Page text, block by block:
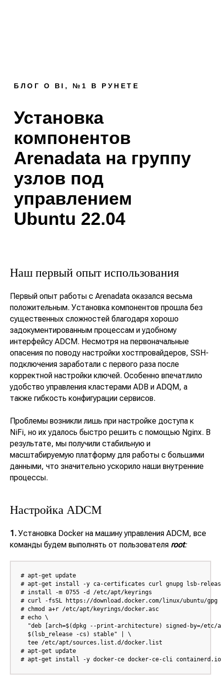
Установка
Arenadata на группу
узлов под
управлением
Ubuntu 22.04
Наш первый опыт использования
Первый опыт работы с Arenadata оказался весьма
положительным. Установка компонентов прошла без
существенных сложностей благодаря хорошо
задокументированным процессам и удобному
интерфейсу ADCM. Несмотря на первоначальные
опасения по поводу настройки хостпровайдеров, SSH-
подключения заработали с первого раза после
корректной настройки ключей. Особенно впечатлило
удобство управления кластерами ADB и ADQM, а
также гибкость конфигурации сервисов.
Проблемы возникли лишь при настройке доступа к
NiFi, но их удалось быстро решить с помощью Nginx. В
результате, мы получили стабильную и
масштабируемую платформу для работы с большими
данными, что значительно ускорило наши внутренние
процессы.
Настройка ADCM
1. Установка Docker на машину управления ADCM, все
команды будем выполнять от пользователя root:
# apt-get update
# apt-get install -y ca-certificates curl gnupg lsb-
# install -m 0755 -d /etc/apt/keyrings
# curl -fsSL https://download.docker.com/linux/ubuntu/
# chmod a+r /etc/apt/keyrings/docker.asc
# echo \
"deb [arch=$(dpkg --print-architecture) signed-by=/
  $(lsb_release -cs) stable" | \
  tee /etc/apt/sources.list.d/docker.list
# apt-get update
# apt-get install -y docker-ce docker-ce-cli containerd.io